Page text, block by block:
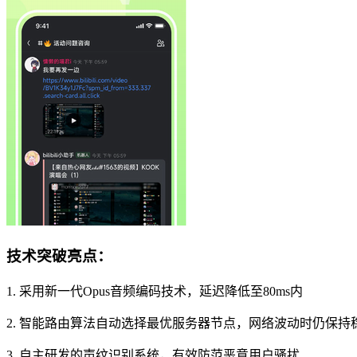
技术突破亮点：
1. 采用新一代Opus音频编码技术，延迟降低至80ms内
2. 智能路由算法自动选择最优服务器节点，网络波动时仍保持